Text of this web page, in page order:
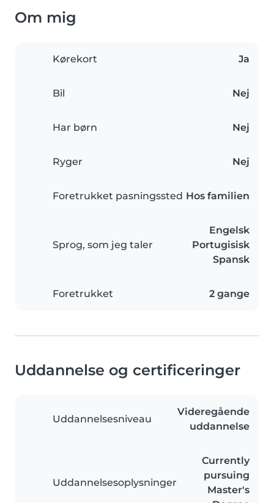
Om mig
Kørekort Ja
Bil Nej
Har børn Nej
Ryger Nej
Foretrukket pasningssted Hos familien
Sprog, som jeg taler
Engelsk
Portugisisk
Spansk
Foretrukket 2 gange
Uddannelse og certificeringer
Uddannelsesniveau
Videregående
uddannelse
Uddannelsesoplysninger
Currently
pursuing
Master's